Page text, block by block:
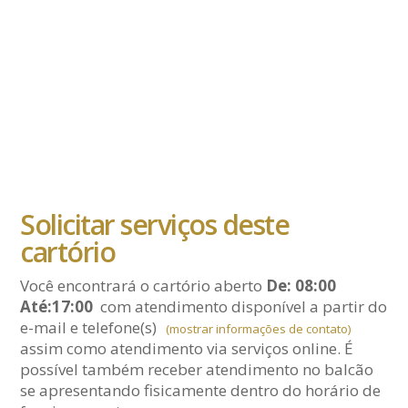
Solicitar serviços deste
cartório
Você encontrará o cartório aberto De: 08:00
Até:17:00 com atendimento disponível a partir do
e-maile telefone(s) (mostrar informações de contato)
assim como atendimento via serviços online. É
possível também receber atendimento no balcão
se apresentando fisicamente dentro do horário de